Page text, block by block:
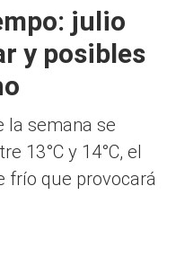
julio
y posibles
la semana se
13°C y 14°C, el
frío que provocará